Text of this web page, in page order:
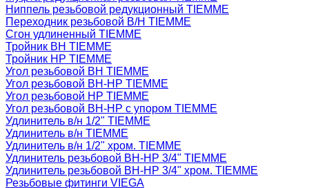
Ниппель резьбовой редукционный TIEMME
Переходник резьбовой В/Н TIEMME
Сгон удлиненный TIEMME
Тройник ВН TIEMME
Тройник НР TIEMME
Угол резьбовой ВН TIEMME
Угол резьбовой ВН-НР TIEMME
Угол резьбовой НР TIEMME
Угол резьбовой ВН-НР с упором TIEMME
Удлинитель в/н 1/2" TIEMME
Удлинитель в/н TIEMME
Удлинитель в/н 1/2" хром. TIEMME
Удлинитель резьбовой ВН-НР 3/4" TIEMME
Удлинитель резьбовой ВН-НР 3/4" хром. TIEMME
Резьбовые фитинги VIEGA